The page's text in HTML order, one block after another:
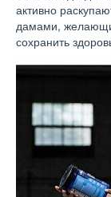
активно
дамами,
сохранить